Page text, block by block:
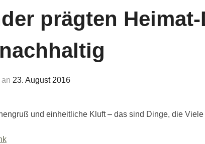
prägten
an Veröffentlicht
23. August 2016
und einheitliche Kluft – das sind Dinge, die